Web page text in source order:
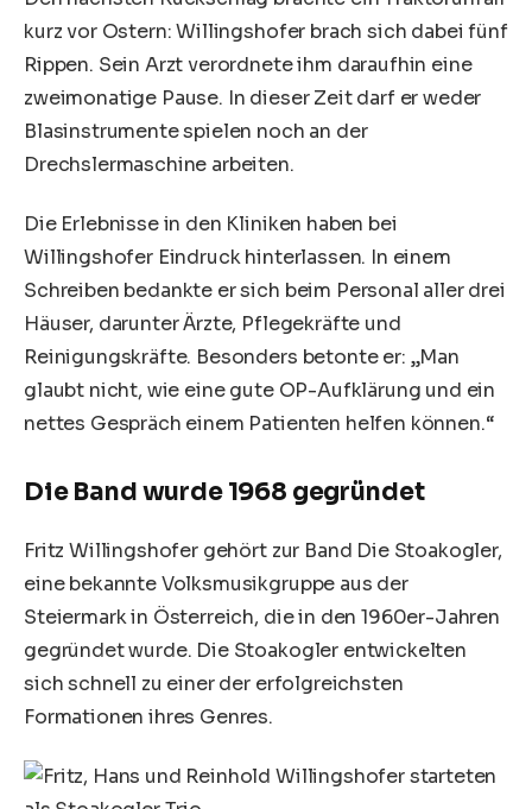
kurz vor Ostern: Willingshofer brach sich dabei fünf
Rippen. Sein Arzt verordnete ihm daraufhin eine
zweimonatige Pause. In dieser Zeit darf er weder
Blasinstrumente spielen noch an der
Drechslermaschine arbeiten.
Die Erlebnisse in den Kliniken haben bei
Willingshofer Eindruck hinterlassen. In einem
Schreiben bedankte er sich beim Personal aller drei
Häuser, darunter Ärzte, Pflegekräfte und
Reinigungskräfte. Besonders betonte er: „Man
glaubt nicht, wie eine gute OP-Aufklärung und ein
nettes Gespräch einem Patienten helfen können.“
Die Band wurde 1968 gegründet
Fritz Willingshofer gehört zur Band Die Stoakogler,
eine bekannte Volksmusikgruppe aus der
Steiermark in Österreich, die in den 1960er-Jahren
gegründet wurde. Die Stoakogler entwickelten
sich schnell zu einer der erfolgreichsten
Formationen ihres Genres.